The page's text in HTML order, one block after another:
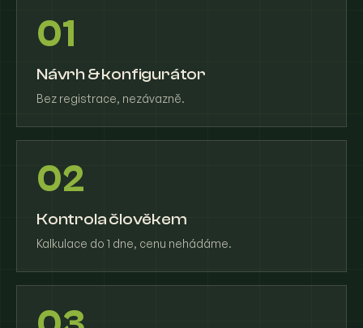
01
Návrh & konfigurátor
Bez registrace, nezávazně.
02
Kontrola člověkem
Kalkulace do 1 dne, cenu nehádáme.